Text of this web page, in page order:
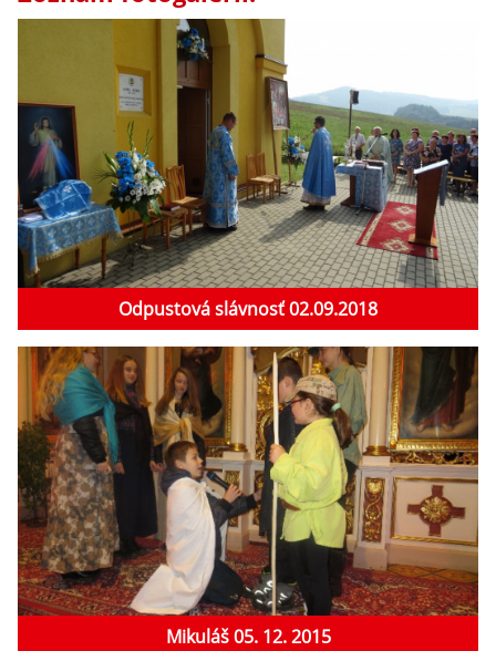
Odpustová slávnosť 02.09.2018
Mikuláš 05. 12. 2015